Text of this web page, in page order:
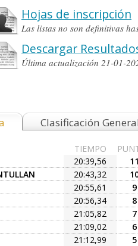
Hojas de inscripción
Las listas no son definitivas
Descargar
Última actualización 21-01-
Clasificación
TIEMPO
20:39,56
11
20:43,32
20:55,61
9
20:56,34
8
21:05,82
7
21:09,02
6
21:12,99
5